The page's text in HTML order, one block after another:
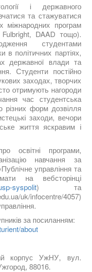
і державного
та стажуватися
міжнародних програм
Fulbright, DAAD тощо).
студентами
в політичних партіях,
державної влади та
Студенти постійно
заходах, творчих
отримують нагороди
час студентська
форм дозвілля
заходи, вечори
життя яскравим і
освітні програми,
навчання за
управління та
на вебсторінці
syspolit) та
uk/infocentre/4057)
за посиланням:
about
корпус УжНУ, вул.
88016.